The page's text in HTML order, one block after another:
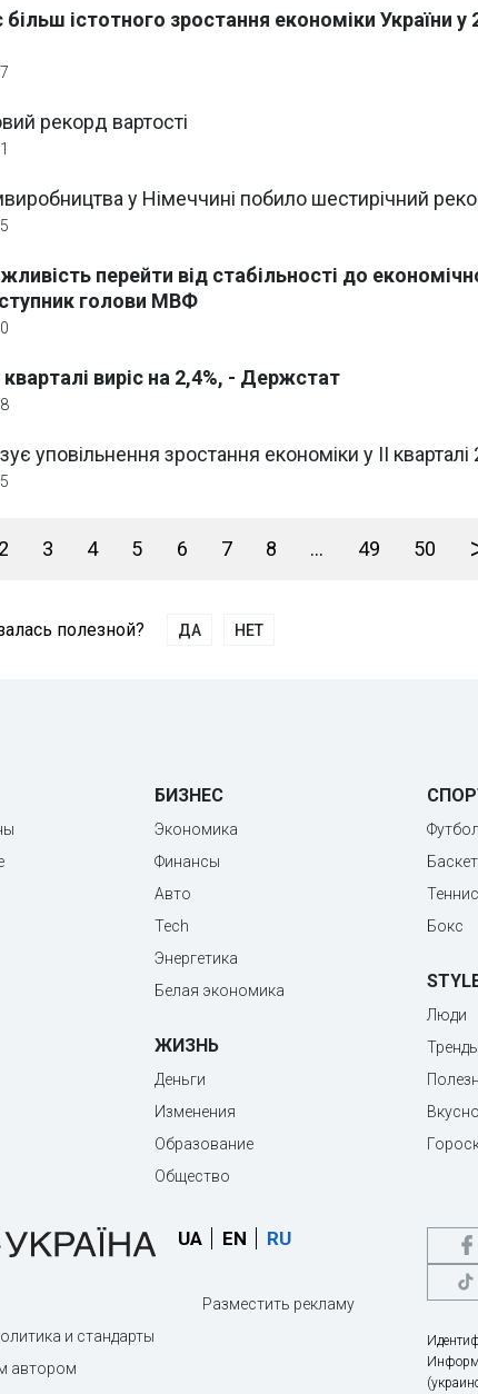
істотного зростання економіки України у
рекорд вартості
у Німеччині побило шестирічний
перейти від стабільності до
голови МВФ
виріс на 2,4%, - Держстат
уповільнення зростання економіки у II кварталі
2 3 4 5 6 7 8 ... 49 50
полезной? ДА НЕТ
БИЗНЕС
Экономика
Финансы
Авто
Tech
Энергетика
Белая экономика
ЖИЗНЬ
Деньги
Изменения
Образование
Общество
Футбол
Теннис
Бокс
Люди
Тренды
Вкусно
UA EN RU
и стандарты
автором
Разместить рекламу